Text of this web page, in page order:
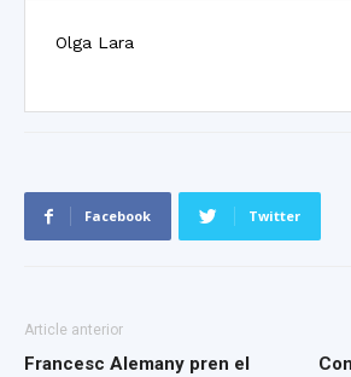
Olga Lara
Facebook Twitter
Article anterior
Francesc Alemany pren el